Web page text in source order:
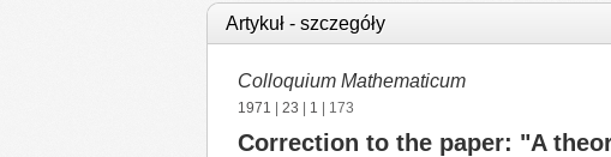
Artykuł - szczegóły
Colloquium Mathematicum
1971 23 1 | 173
Correction to the paper: "A